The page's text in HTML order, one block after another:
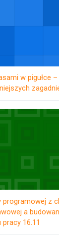
w pigułce –
z
programowej z
a
16.11